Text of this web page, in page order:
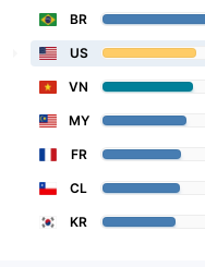
BR
US
VN
MY
FR
CL
KR